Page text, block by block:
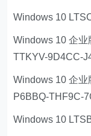
Windows 10
Windows 10 企
TTKYV-9D4CC-
Windows 10 企
P6BBQ-THF9C-
Windows 10